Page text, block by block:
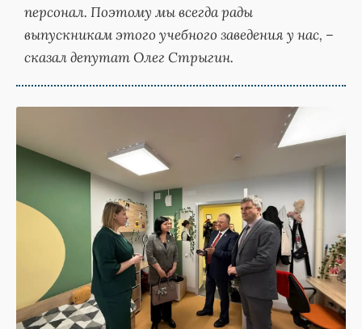
персонал. Поэтому мы всегда рады
выпускникам этого учебного заведения у нас, –
сказал депутат Олег Стрыгин.